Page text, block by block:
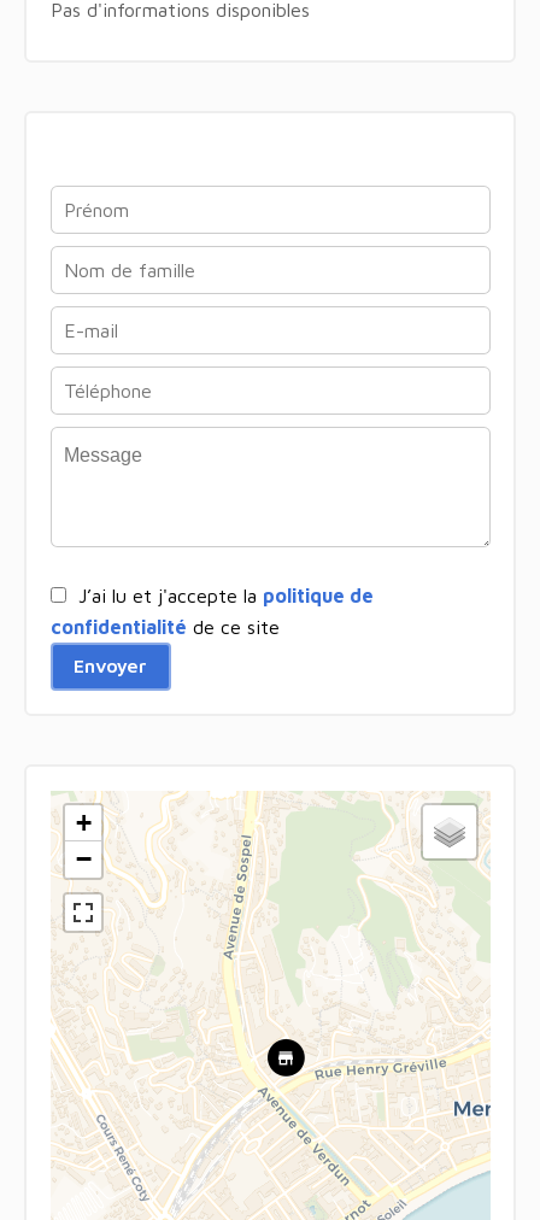
Pas d'informations disponibles
J’ai lu et j'accepte la politique de
confidentialité de ce site
Envoyer
+
−